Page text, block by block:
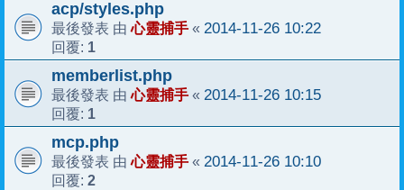
acp/styles.php
最後發表 由心靈捕手 « 2014-11-26 10:22
回覆: 1
memberlist.php
最後發表 由心靈捕手 « 2014-11-26 10:15
回覆: 1
mcp.php
最後發表 由心靈捕手 « 2014-11-26 10:10
回覆: 2